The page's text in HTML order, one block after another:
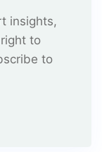
insights,
to
to